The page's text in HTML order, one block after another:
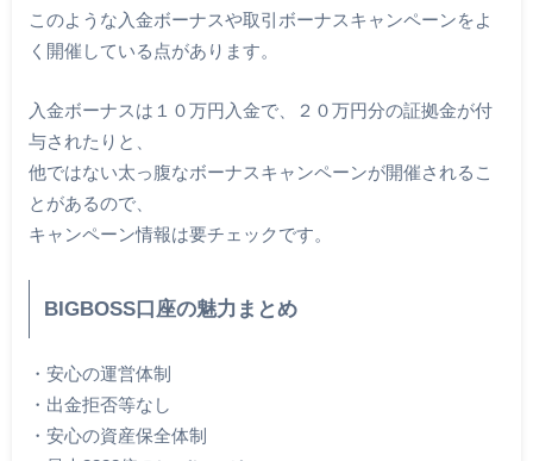
このような入金ボーナスや取引ボーナスキャンペーンをよ
く開催している点があります。
入金ボーナスは１０万円入金で、２０万円分の証拠金が付
与されたりと、
他ではない太っ腹なボーナスキャンペーンが開催されるこ
とがあるので、
キャンペーン情報は要チェックです。
BIGBOSS口座の魅力まとめ
・安心の運営体制
・出金拒否等なし
・安心の資産保全体制